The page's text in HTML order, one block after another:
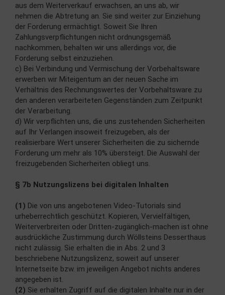
aus dem Weiterverkauf erwachsen, an uns ab, wir
nehmen die Abtretung an. Sie sind weiter zur Einziehung
der Forderung ermächtigt. Soweit Sie Ihren
Zahlungsverpflichtungen nicht ordnungsgemäß
nachkommen, behalten wir uns allerdings vor, die
Forderung selbst einzuziehen.
c) Bei Verbindung und Vermischung der Vorbehaltsware
erwerben wir Miteigentum an der neuen Sache im
Verhältnis des Rechnungswertes der Vorbehaltsware zu
den anderen verarbeiteten Gegenständen zum Zeitpunkt
der Verarbeitung.
d) Wir verpflichten uns, die uns zustehenden Sicherheiten
auf Ihr Verlangen insoweit freizugeben, als der
realisierbare Wert unserer Sicherheiten die zu sichernde
Forderung um mehr als 10% übersteigt. Die Auswahl der
freizugebenden Sicherheiten obliegt uns.
§ 7b Nutzungslizens bei digitalen Inhalten
(1) Die von uns angebotenen Video-Tutorials sind
urheberrechtlich geschützt. Kopieren, Vervielfältigen,
Weiterverbreiten oder Dritten-zugänglich-machen ist ohne
ausdrückliche Zustimmung durch Wöllsteins Desserthaus
nicht zulässig. Sie erhalten die in Abs. 2 und 3
beschriebene Nutzungslizenz, soweit auf unserer
Internetseite bzw. im jeweiligen Angebot nichts anderes
angegeben ist.
(2) Sie erhalten Zugriff auf die digitalen Inhalte nur in der